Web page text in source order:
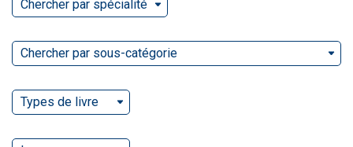
Chercher par spécialité
Chercher par sous-catégorie
Types de livre